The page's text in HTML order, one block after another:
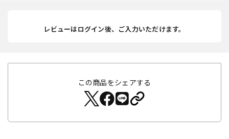
レビューはログイン後、ご入力いただけます。
この商品をシェアする